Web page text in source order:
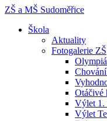
ZŠ a MŠ Sudoměřice
Škola
Aktuality
Fotogalerie ZŠ
Otáčivé
Výlet 1.
Výlet